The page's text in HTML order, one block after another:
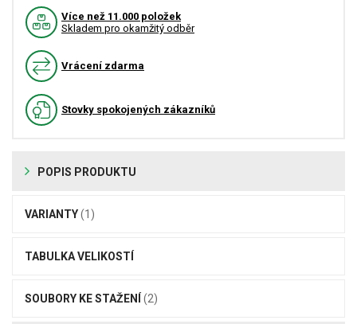
Více než 11.000 položek
Skladem pro okamžitý odběr
Vrácení zdarma
Stovky spokojených zákazníků
POPIS PRODUKTU
VARIANTY(1)
TABULKA VELIKOSTÍ
SOUBORY KE STAŽENÍ (2)